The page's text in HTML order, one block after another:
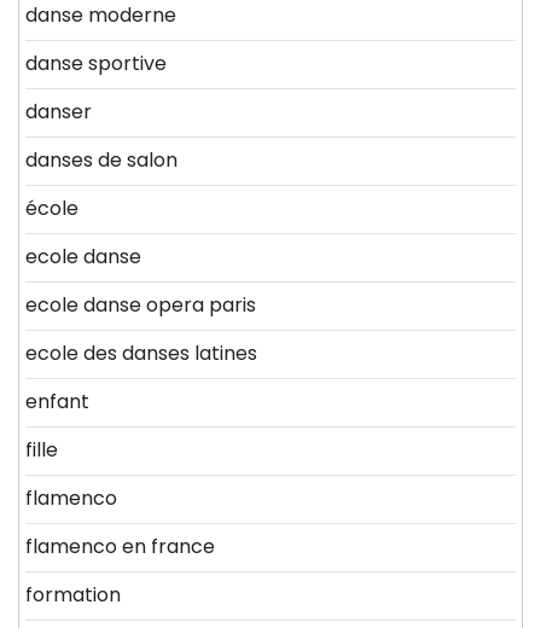
danse moderne
danse sportive
danser
danses de salon
école
ecole danse
ecole danse opera paris
ecole des danses latines
enfant
fille
flamenco
flamenco en france
formation